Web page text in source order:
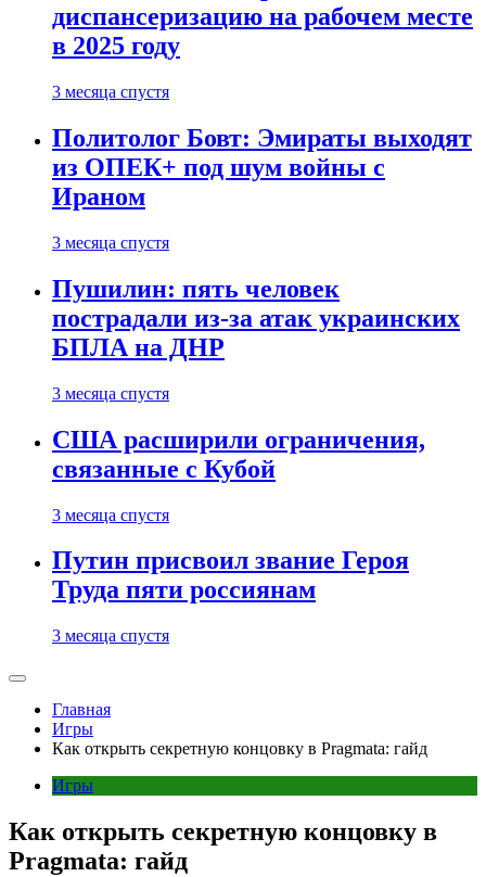
диспансеризацию на рабочем месте
в 2025 году
3 месяца спустя
Политолог Бовт: Эмираты выходят
из ОПЕК+ под шум войны с
Ираном
3 месяца спустя
Пушилин: пять человек
пострадали из-за атак украинских
БПЛА на ДНР
3 месяца спустя
США расширили ограничения,
связанные с Кубой
3 месяца спустя
Путин присвоил звание Героя
Труда пяти россиянам
3 месяца спустя
Главная
Игры
Как открыть секретную концовку в Pragmata: гайд
Игры
Как открыть секретную концовку в
Pragmata: гайд